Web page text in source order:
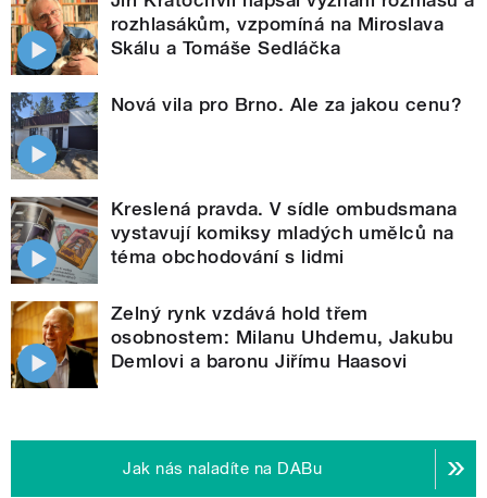
rozhlasákům, vzpomíná na Miroslava
Skálu a Tomáše Sedláčka
Nová vila pro Brno. Ale za jakou cenu?
Kreslená pravda. V sídle ombudsmana
vystavují komiksy mladých umělců na
téma obchodování s lidmi
Zelný rynk vzdává hold třem
osobnostem: Milanu Uhdemu, Jakubu
Demlovi a baronu Jiřímu Haasovi
Jak nás naladíte na DABu